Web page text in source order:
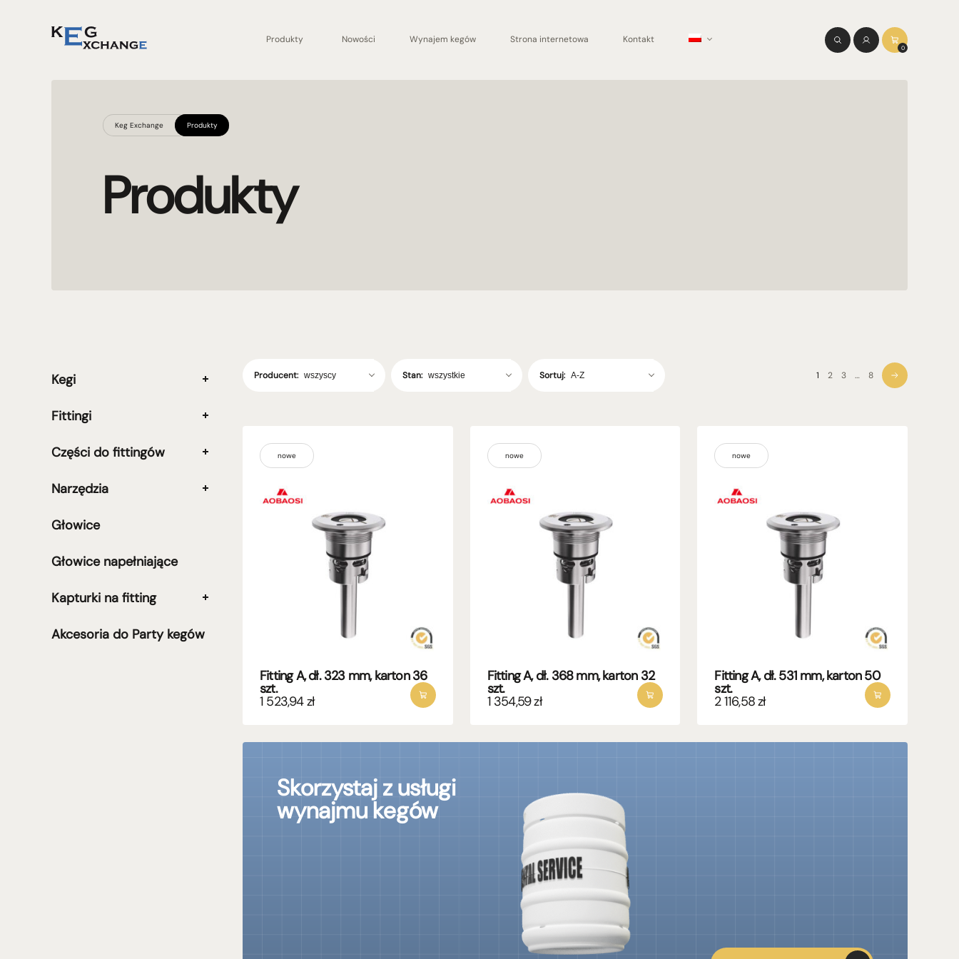
Produkty Nowości Wynajem kegów Strona internetowa Kontakt
0
Keg Exchange Produkty
Produkty
Kegi
Fittingi
Części do fittingów
Narzędzia
Głowice
Głowice napełniające
Kapturki na fitting
Akcesoria do Party kegów
Producent: Stan: Sortuj: 1 2 3 … 8
nowe
Fitting A, dł. 323 mm, karton 36
szt.
1 523,94zł
nowe
Fitting A, dł. 368 mm, karton 32
szt.
1 354,59zł
nowe
Fitting A, dł. 531 mm, karton 50
szt.
2 116,58zł
Skorzystaj z usługi
wynajmu kegów